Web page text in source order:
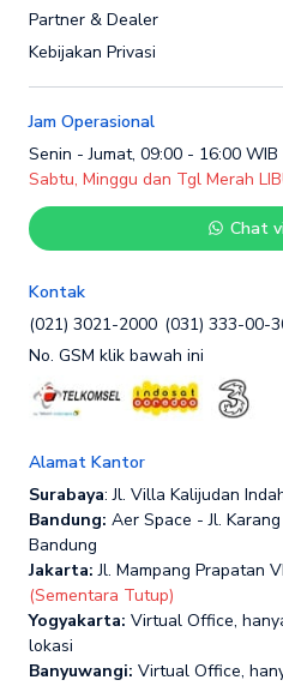
Partner & Dealer
Kebijakan Privasi
Jam Operasional
Senin - Jumat, 09:00 - 16:00 WIB
Sabtu, Minggu dan Tgl Merah
Chat
Kontak
(021) 3021-2000 (031) 333-00-
No. GSM klik bawah ini
Alamat Kantor
Surabaya: Jl. Villa Kalijudan
Bandung: Aer Space - Jl.
Bandung
Jakarta: Jl. Mampang Prapatan
(Sementara Tutup)
Yogyakarta: Virtual Office,
lokasi
Banyuwangi: Virtual Office,